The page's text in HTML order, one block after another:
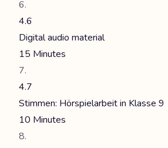
4.6
Digital audio material
15 Minutes
4.7
Stimmen: Hörspielarbeit in Klasse 9
10 Minutes